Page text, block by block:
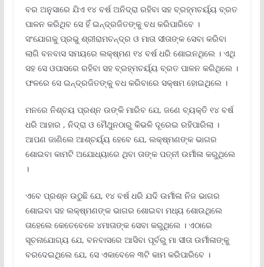
ବର ଅନୁସାରେ ଯିଏ ୧୪ ବର୍ଷ ଅନିଦ୍ରା ରହିବା ସହ ବ୍ରହ୍ମଚର୍ୟ୍ୟ ବ୍ରତ
ପାଳନ କରିଥିବ ସେ ହିଁ ଇନ୍ଦ୍ରଜିତଙ୍କୁ ବଧ କରିପାରିବେ ।
ସଂଯୋଗକୁ ପ୍ରଭୁ ଶ୍ରୀରାମଚନ୍ଦ୍ର ଓ ମାତା ସୀତାଙ୍କ ସେବା କରିବା
ଲାଗି ବନବାସ ସମୟରେ ଲକ୍ଷ୍ମଣ ୧୪ ବର୍ଷ ଧରି ଶୋଇନଥିଲେ । ଏଥି
ସହ ସେ ଓପାସରେ ରହିବା ସହ ବ୍ରହ୍ମଚର୍ୟ୍ୟ ବ୍ରତ ପାଳନ କରିଥିଲେ ।
ଫଳରେ ସେ ଇନ୍ଦ୍ରଜିତଙ୍କୁ ବଧ କରିବାରେ ସକ୍ଷମ ହୋଇଥିଲେ ।
ମନରେ ନିଶ୍ଚୟ ପ୍ରଶ୍ନ ଉଙ୍କି ମାରିବ ଯେ, ଜଣେ ବ୍ୟକ୍ତି ୧୪ ବର୍ଷ
ଧରି ଆହାର , ନିଦ୍ରା ଓ ମୈଥୁନଠାରୁ କିଭଳି ଦୂରେଇ ରହିପାରିଲା ।
ଆପଣ ଜାଣିଲେ ଆଶ୍ଚର୍ୟ୍ୟ ହେବେ ଯେ, ଲକ୍ଷ୍ମଣଙ୍କ ଭାଗର
ଶୋଇବା କାମଟି ଅଯୋଧ୍ୟାରେ ଥିବା ତାଙ୍କ ପତ୍ନୀ ଉର୍ମୀଳା କରୁଥିଲେ
।
ଏବେ ପ୍ରଶ୍ନ ଉଠୁଛି ଯେ, ୧୪ ବର୍ଷ ଧରି ଯଦି ଉର୍ମୀଳା ନିଜ ଭାଗର
ଶୋଇବା ସହ ଲକ୍ଷ୍ମଣଙ୍କ ଭାଗର ଶୋଇବା ମଧ୍ୟ ଶୋଉଥିଲେ
ତାହେଲେ କେତେବେଳେ ୪ମାତାଙ୍କ ସେବା କରୁଥିଲେ । ଏଠାରେ
ସୂଚନାଯୋଗ୍ୟ ଯେ, ବନବାସରେ ଆସିବା ପୂର୍ବରୁ ମା ସୀତା ଉର୍ମୀଳାଙ୍କୁ
ବରଦେଇଥିଲେ ଯେ, ସେ ଏକାବେଳେ ୩ଟି କାମ କରିପାରିବେ ।